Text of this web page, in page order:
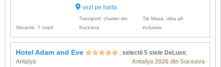
camere si Acanthus cu 110 camere.
minibar, s...
vezi pe harta
Vacante: 7 nopti
Transport: charter din
Suceava
Tip Masa: ultra all
inclusive
Hotel Adam and Eve , selectii 5 stele DeLuxe,
Antalya
Antalya 2026 din Suceava